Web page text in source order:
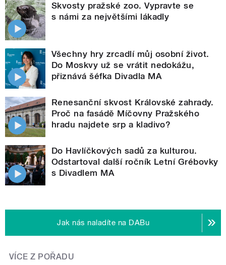
Skvosty pražské zoo. Vypravte se
s námi za největšími lákadly
Všechny hry zrcadlí můj osobní život.
Do Moskvy už se vrátit nedokážu,
přiznává šéfka Divadla MA
Renesanční skvost Královské zahrady.
Proč na fasádě Míčovny Pražského
hradu najdete srp a kladivo?
Do Havlíčkových sadů za kulturou.
Odstartoval další ročník Letní Grébovky
s Divadlem MA
Jak nás naladíte na DABu
VÍCE Z POŘADU